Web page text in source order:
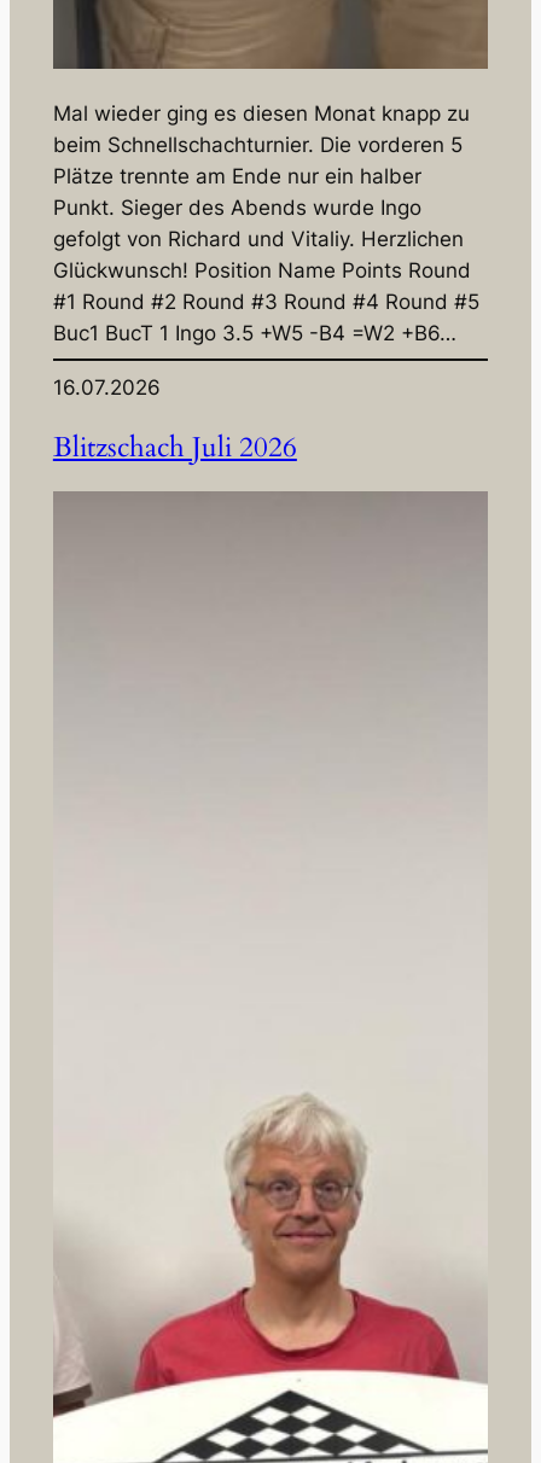
Mal wieder ging es diesen Monat knapp zu
beim Schnellschachturnier. Die vorderen 5
Plätze trennte am Ende nur ein halber
Punkt. Sieger des Abends wurde Ingo
gefolgt von Richard und Vitaliy. Herzlichen
Glückwunsch! Position Name Points Round
#1 Round #2 Round #3 Round #4 Round #5
Buc1 BucT 1 Ingo 3.5 +W5 -B4 =W2 +B6…
16.07.2026
Blitzschach Juli 2026